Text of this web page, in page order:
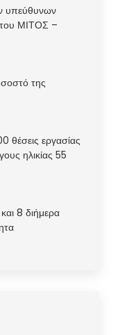
υπεύθυνων
ΜΙΤΟΣ –
της
θέσεις εργασίας
ηλικίας 55
8 διήμερα